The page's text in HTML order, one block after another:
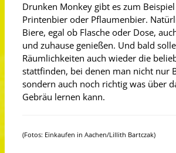
Drunken Monkey gibt es zum
Printenbier oder Pflaumenbier.
Biere, egal ob Flasche oder Dose,
und zuhause genießen. Und bald
Räumlichkeiten auch wieder die
stattfinden, bei denen man nicht nur
sondern auch noch richtig was über
Gebräu lernen kann.
(Fotos: Einkaufen in Aachen/Lillith Bartczak)